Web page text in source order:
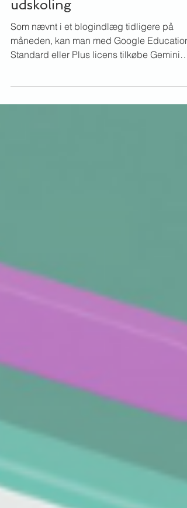
Gemini opdateret - AI til
udskoling
Som nævnt i et blogindlæg tidligere på
måneden, kan man med Google Education
Education eller...